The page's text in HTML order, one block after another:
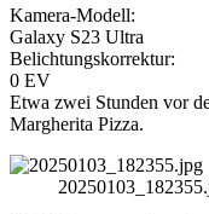
Kamera-Modell:
Galaxy S23 Ultra
Belichtungskorrektur:
0 EV
Etwa zwei Stunden vor
Margherita Pizza.